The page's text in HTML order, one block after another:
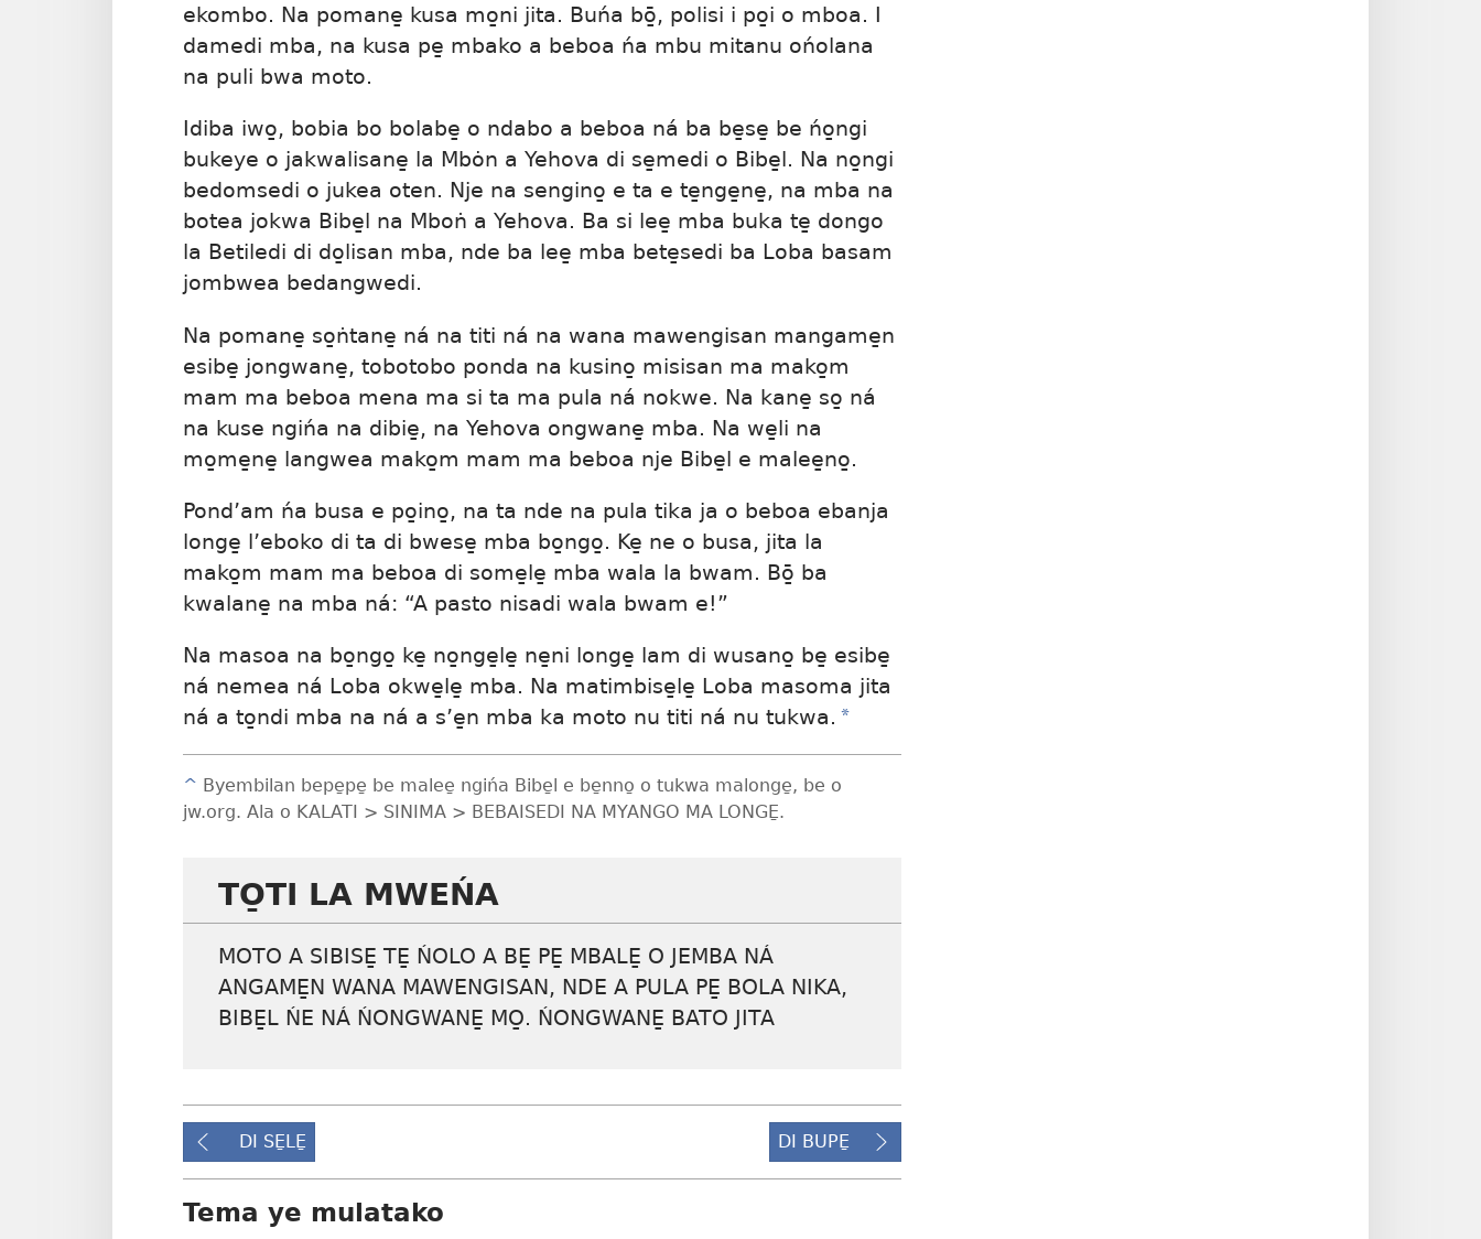
ekombo. Na pomane̱ kusa mo̱ni jita. Buńa bō̱, polisi i po̱i o mboa. I
damedi mba, na kusa pe̱ mbako a beboa ńa mbu mitanu ońolana
na puli bwa moto.
Idiba iwo̱, bobia bo bolabe̱ o ndabo a beboa ná ba be̱se̱ be ńo̱ngi
bukeye o jakwalisane̱ la Mbȯn a Yehova di se̱medi o Bibe̱l. Na no̱ngi
bedomsedi o jukea oten. Nje na sengino̱ e ta e te̱nge̱ne̱, na mba na
botea jokwa Bibe̱l na Mboṅ a Yehova. Ba si lee̱ mba buka te̱ dongo
la Betiledi di do̱lisan mba, nde ba lee̱ mba bete̱sedi ba Loba basam
jombwea bedangwedi.
Na pomane̱ so̱ṅtane̱ ná na titi ná na wana mawengisan mangame̱n
esibe̱ jongwane̱, tobotobo ponda na kusino̱ misisan ma mako̱m
mam ma beboa mena ma si ta ma pula ná nokwe. Na kane̱ so̱ ná
na kuse ngińa na dibie̱, na Yehova ongwane̱ mba. Na we̱li na
mo̱me̱ne̱ langwea mako̱m mam ma beboa nje Bibe̱l e malee̱no̱.
Pond’am ńa busa e po̱ino̱, na ta nde na pula tika ja o beboa ebanja
longe̱ l’eboko di ta di bwese̱ mba bo̱ngo̱. Ke̱ ne o busa, jita la
mako̱m mam ma beboa di some̱le̱ mba wala la bwam. Bō̱ ba
kwalane̱ na mba ná: “A pasto nisadi wala bwam e!”
Na masoa na bo̱ngo̱ ke̱ no̱nge̱le̱ ne̱ni longe̱ lam di wusano̱ be̱ esibe̱
ná nemea ná Loba okwe̱le̱ mba. Na matimbise̱le̱ Loba masoma jita
ná a to̱ndi mba na ná a s’e̱n mba ka moto nu titi ná nu tukwa. *
^ Byembilan bepe̱pe̱ be malee̱ ngińa Bibe̱l e be̱nno̱ o tukwa malonge̱, be o
jw.org. Ala o KALATI > SINIMA > BEBAISEDI NA MYANGO MA LONGE̱.
TO̱TI LA MWEŃA
MOTO A SIBISE̱ TE̱ ŃOLO A BE̱ PE̱ MBALE̱ O JEMBA NÁ
ANGAME̱N WANA MAWENGISAN, NDE A PULA PE̱ BOLA NIKA,
BIBE̱L ŃE NÁ ŃONGWANE̱ MO̱. ŃONGWANE̱ BATO JITA
DI SE̱LE̱ DI BUPE̱
Tema ye mulatako